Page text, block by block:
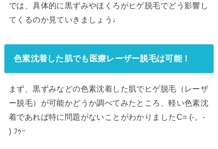
では、具体的に黒ずみやほくろがヒゲ脱毛でどう影響し
てくるのか見ていきましょう♩
色素沈着した肌でも医療レーザー脱毛は可能！
まず、黒ずみなどの色素沈着した肌でヒゲ脱毛（レーザ
ー脱毛）が可能かどうか調べてみたところ、軽い色素沈
着であれば特に問題がないことがわかりましたC= (-。-
) ﾌｩｰ